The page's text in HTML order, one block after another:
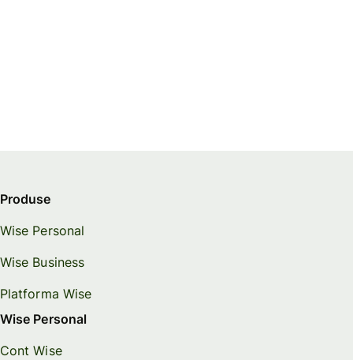
Produse
Wise Personal
Wise Business
Platforma Wise
Wise Personal
Cont Wise